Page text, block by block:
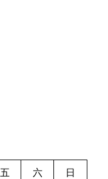
五 六 日